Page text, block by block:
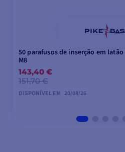
50 parafusos de inserção em
M8
143,40 €
151,70 €
DISPONÍVEL EM 20/08/26